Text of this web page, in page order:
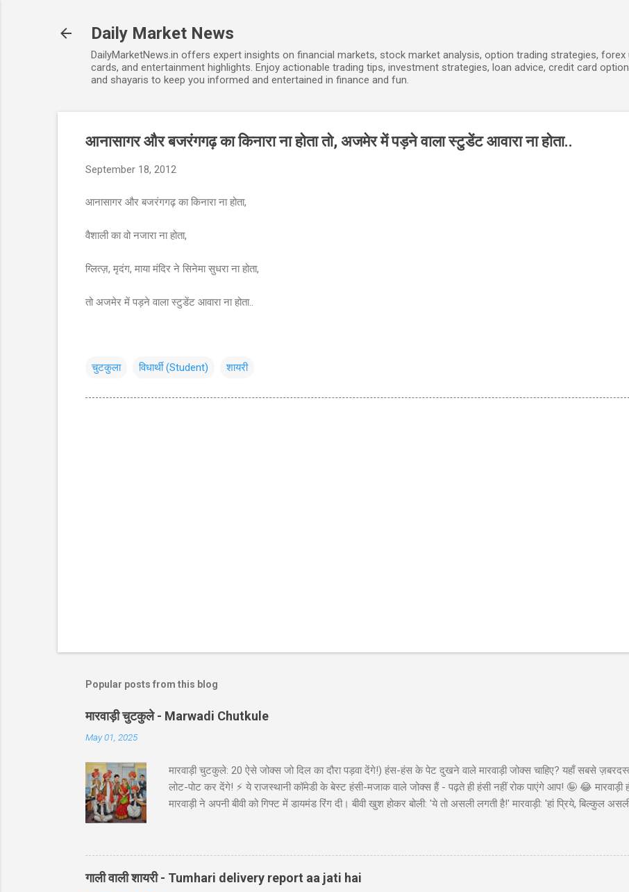
Daily Market News
DailyMarketNews.in offers expert insights on financial markets, stock market analysis, option trading strategies,
cards, and entertainment highlights. Enjoy actionable trading tips, investment strategies, loan advice, credit card
and shayaris to keep you informed and entertained in finance and fun.
आनासागर और बजरंगगढ़ का किनारा ना होता तो, अजमेर में पड़ने वाला स्टुडेंट आवारा ना होता..
September 18, 2012
आनासागर और बजरंगगढ़ का किनारा ना होता,
वैशाली का वो नजारा ना होता,
ग्लित्ज़, मृदंग, माया मंदिर ने सिनेमा सुधरा ना होता,
तो अजमेर में पड़ने वाला स्टुडेंट आवारा ना होता..
चुटकुला विधार्थी (Student) शायरी
Popular posts from this blog
मारवाड़ी चुटकुले - Marwadi Chutkule
May 01, 2025
मारवाड़ी चुटकुले: 20 ऐसे जोक्स जो दिल का दौरा पड़वा देंगे!) हंस-हंस के पेट दुखने वाले मारवाड़ी जोक्स चाहिए? यहाँ सबसे
लोट-पोट कर देंगे! ⚡ ये राजस्थानी कॉमेडी के बेस्ट हंसी-मजाक वाले जोक्स हैं - पढ़ते ही हंसी नहीं रोक पाएंगे आप! 🤪 😂
मारवाड़ी ने अपनी बीवी को गिफ्ट में डायमंड रिंग दी। बीवी खुश होकर बोली: 'ये तो असली लगती है!' मारवाड़ी: 'हां प्रिये, बिल्कुल
गाड़ी ₹5,000 में बेच दी! पापा: पर वो तो ₹50,000 की थी! बेटा: हां पापा, इसीलिए तो ₹10,000 कमाए... ₹45,000 तो मैंने अपने पास
पत्नी को ₹5000 दिए और कहा: 'प्रिये, इन पैसों से खुद के लिए कुछ खरीद...
गाली वाली शायरी - Tumhari delivery report aa jati hai